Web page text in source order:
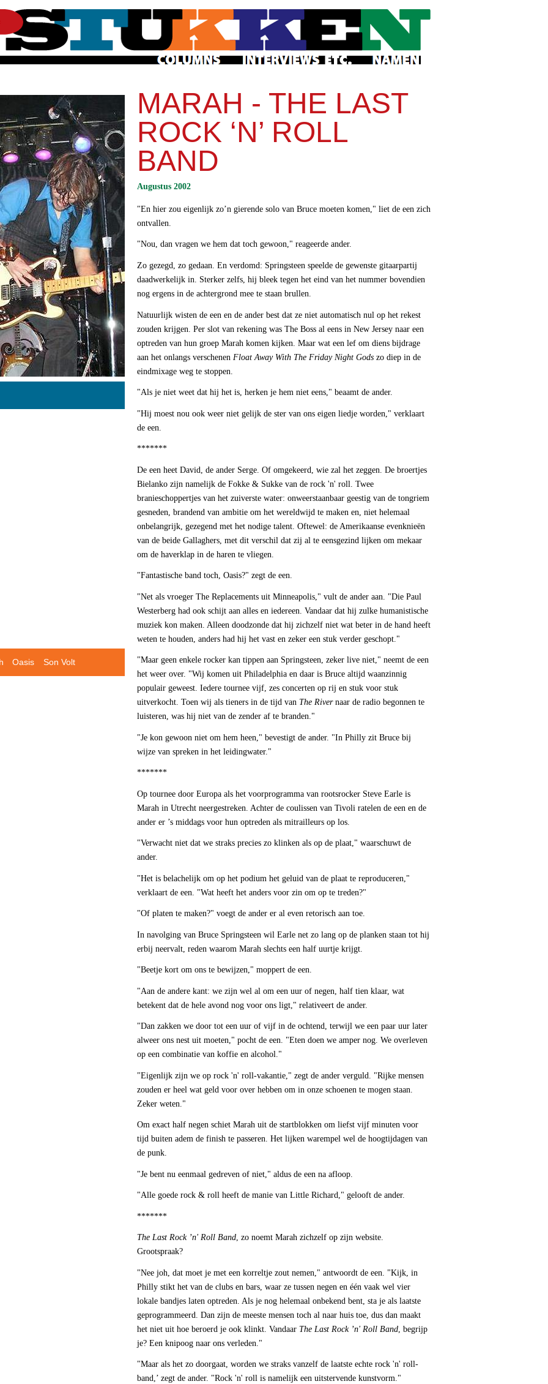
en naar
algemene
MARAH - THE LAST
ROCK ‘N’ ROLL
BAND
Augustus 2002
"En hier zou eigenlijk zo’n gierende solo van Bruce moeten komen," liet de een zich
ontvallen.
"Nou, dan vragen we hem dat toch gewoon," reageerde ander.
Zo gezegd, zo gedaan. En verdomd: Springsteen speelde de gewenste gitaarpartij
daadwerkelijk in. Sterker zelfs, hij bleek tegen het eind van het nummer bovendien
nog ergens in de achtergrond mee te staan brullen.
Natuurlijk wisten de een en de ander best dat ze niet automatisch nul op het rekest
zouden krijgen. Per slot van rekening was The Boss al eens in New Jersey naar een
optreden van hun groep Marah komen kijken. Maar wat een lef om diens bijdrage
aan het onlangs verschenen Float Away With The Friday Night Gods zo diep in de
eindmixage weg te stoppen.
"Als je niet weet dat hij het is, herken je hem niet eens," beaamt de ander.
"Hij moest nou ook weer niet gelijk de ster van ons eigen liedje worden," verklaart
de een.
*******
De een heet David, de ander Serge. Of omgekeerd, wie zal het zeggen. De broertjes
Bielanko zijn namelijk de Fokke & Sukke van de rock 'n' roll. Twee
branieschoppertjes van het zuiverste water: onweerstaanbaar geestig van de tongriem
gesneden, brandend van ambitie om het wereldwijd te maken en, niet helemaal
onbelangrijk, gezegend met het nodige talent. Oftewel: de Amerikaanse evenknieën
van de beide Gallaghers, met dit verschil dat zij al te eensgezind lijken om mekaar
om de haverklap in de haren te vliegen.
"Fantastische band toch, Oasis?" zegt de een.
"Net als vroeger The Replacements uit Minneapolis," vult de ander aan. "Die Paul
Westerberg had ook schijt aan alles en iedereen. Vandaar dat hij zulke humanistische
muziek kon maken. Alleen doodzonde dat hij zichzelf niet wat beter in de hand heeft
weten te houden, anders had hij het vast en zeker een stuk verder geschopt."
"Maar geen enkele rocker kan tippen aan Springsteen, zeker live niet," neemt de een
het weer over. "Wij komen uit Philadelphia en daar is Bruce altijd waanzinnig
populair geweest. Iedere tournee vijf, zes concerten op rij en stuk voor stuk
uitverkocht. Toen wij als tieners in de tijd van The Rivernaar de radio begonnen te
luisteren, was hij niet van de zender af te branden."
"Je kon gewoon niet om hem heen," bevestigt de ander. "In Philly zit Bruce bij
wijze van spreken in het leidingwater."
*******
Op tournee door Europa als het voorprogramma van rootsrocker Steve Earle is
Marah in Utrecht neergestreken. Achter de coulissen van Tivoli ratelen de een en de
ander er ’s middags voor hun optreden als mitrailleurs op los.
"Verwacht niet dat we straks precies zo klinken als op de plaat," waarschuwt de
ander.
"Het is belachelijk om op het podium het geluid van de plaat te reproduceren,"
verklaart de een. "Wat heeft het anders voor zin om op te treden?"
"Of platen te maken?" voegt de ander er al even retorisch aan toe.
In navolging van Bruce Springsteen wil Earle net zo lang op de planken staan tot hij
erbij neervalt, reden waarom Marah slechts een half uurtje krijgt.
"Beetje kort om ons te bewijzen," moppert de een.
"Aan de andere kant: we zijn wel al om een uur of negen, half tien klaar, wat
betekent dat de hele avond nog voor ons ligt," relativeert de ander.
"Dan zakken we door tot een uur of vijf in de ochtend, terwijl we een paar uur later
alweer ons nest uit moeten," pocht de een. "Eten doen we amper nog. We overleven
op een combinatie van koffie en alcohol."
"Eigenlijk zijn we op rock 'n' roll-vakantie," zegt de ander verguld. "Rijke mensen
zouden er heel wat geld voor over hebben om in onze schoenen te mogen staan.
Zeker weten."
Om exact half negen schiet Marah uit de startblokken om liefst vijf minuten voor
tijd buiten adem de finish te passeren. Het lijken warempel wel de hoogtijdagen van
de punk.
"Je bent nu eenmaal gedreven of niet," aldus de een na afloop.
"Alle goede rock & roll heeft de manie van Little Richard," gelooft de ander.
*******
The Last Rock ’n' Roll Band, zo noemt Marah zichzelf op zijn website.
Grootspraak?
"Nee joh, dat moet je met een korreltje zout nemen," antwoordt de een. "Kijk, in
Philly stikt het van de clubs en bars, waar ze tussen negen en één vaak wel vier
lokale bandjes laten optreden. Als je nog helemaal onbekend bent, sta je als laatste
geprogrammeerd. Dan zijn de meeste mensen toch al naar huis toe, dus dan maakt
het niet uit hoe beroerd je ook klinkt. Vandaar The Last Rock ’n' Roll Band , begrijp
je? Een knipoog naar ons verleden."
"Maar als het zo doorgaat, worden we straks vanzelf de laatste echte rock 'n' roll-
band,’ zegt de ander. "Rock 'n' roll is namelijk een uitstervende kunstvorm."
Oasis Son Volt